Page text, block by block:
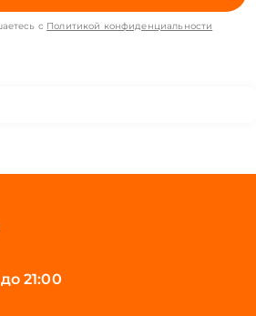
с Политикой конфиденциальности
21:00